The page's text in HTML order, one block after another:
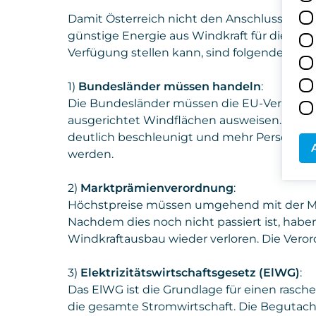
Damit Österreich nicht den Anschluss als
günstige Energie aus Windkraft für die
Verfügung stellen kann, sind folgende
1) Bundesländer müssen handeln:
Die Bundesländer müssen die EU-
ausgerichtet Windflächen ausweisen.
deutlich beschleunigt und mehr Personal
werden.
2) Marktprämienverordnung:
Höchstpreise müssen umgehend mit der
Nachdem dies noch nicht passiert ist,
Windkraftausbau wieder verloren. Die
3) Elektrizitätswirtschaftsgesetz (ElWG):
Das ElWG ist die Grundlage für einen
die gesamte Stromwirtschaft. Die